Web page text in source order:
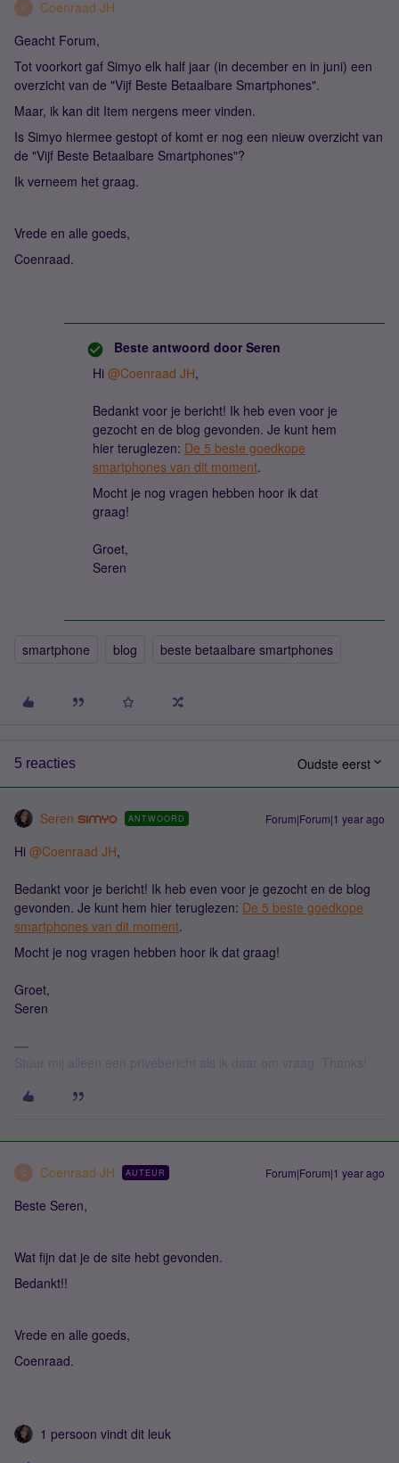
Coenraad JH
Geacht Forum,
Tot voorkort gaf Simyo elk half jaar (in december en in juni) een
overzicht van de "Vijf Beste Betaalbare Smartphones".
Maar, ik kan dit Item nergens meer vinden.
Is Simyo hiermee gestopt of komt er nog een nieuw overzicht van
de "Vijf Beste Betaalbare Smartphones"?
Ik verneem het graag.
Vrede en alle goeds,
Coenraad.
Beste antwoord door Seren
Hi ​ @Coenraad JH,
Bedankt voor je bericht! Ik heb even voor je
gezocht en de blog gevonden. Je kunt hem
hier teruglezen: De 5 beste goedkope
smartphones van dit moment.
Mocht je nog vragen hebben hoor ik dat
graag!
Groet,
Seren
smartphone blog beste betaalbare smartphones
5 reacties Oudste eerst
Seren ANTWOORD Forum|Forum|1 year ago
Hi ​ @Coenraad JH,
Bedankt voor je bericht! Ik heb even voor je gezocht en de blog
gevonden. Je kunt hem hier teruglezen: De 5 beste goedkope
smartphones van dit moment.
Mocht je nog vragen hebben hoor ik dat graag!
Groet,
Seren
Coenraad JH AUTEUR Forum|Forum|1 year ago
Beste Seren,
Wat fijn dat je de site hebt gevonden.
Bedankt!!
Vrede en alle goeds,
Coenraad.
1 persoon vindt dit leuk